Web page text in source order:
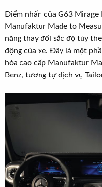
Điểm nhấn của G63
Manufaktur Made to
năng thay đổi sắc độ tùy
động của xe. Đây là một
hóa cao cấp Manufaktur
Benz, tương tự dịch vụ